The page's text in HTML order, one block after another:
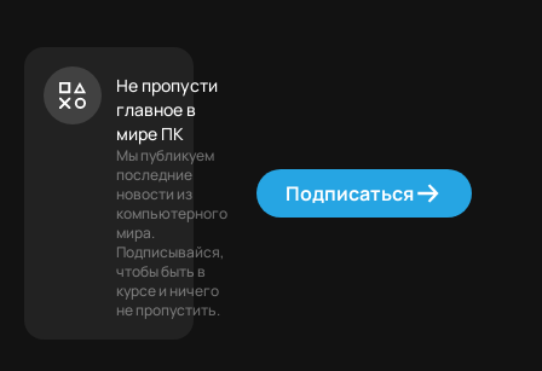
Не пропусти
главное в
мире ПК
Мы публикуем
последние
новости из
компьютерного
мира.
Подписывайся,
чтобы быть в
курсе и ничего
не пропустить.
Подписаться